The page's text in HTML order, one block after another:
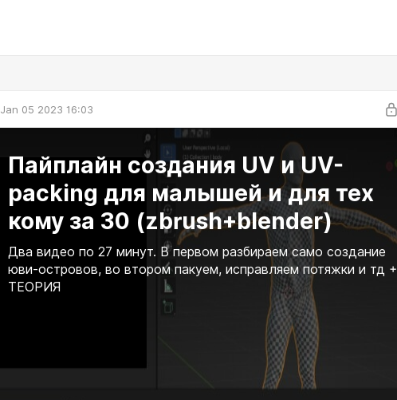
Jan 05 2023 16:03
Пайплайн создания UV и UV-
packing для малышей и для тех
кому за 30 (zbrush+blender)
Два видео по 27 минут. В первом разбираем само создание
юви-островов, во втором пакуем, исправляем потяжки и тд +
ТЕОРИЯ